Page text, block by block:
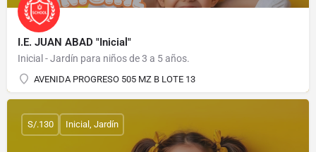
I.E. JUAN ABAD "Inicial"
Inicial - Jardín para niños de 3 a 5 años.
AVENIDA PROGRESO 505 MZ B LOTE 13
S/.130 Inicial, Jardín